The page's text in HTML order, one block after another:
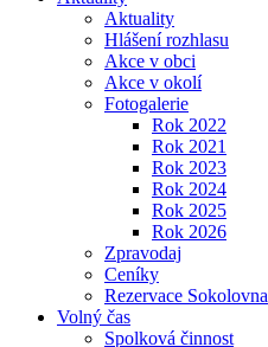
Aktuality
Hlášení rozhlasu
Akce v obci
Akce v okolí
Fotogalerie
Rok 2022
Rok 2021
Rok 2023
Rok 2024
Rok 2025
Rok 2026
Zpravodaj
Ceníky
Rezervace Sokolovna
Volný čas
Spolková činnost